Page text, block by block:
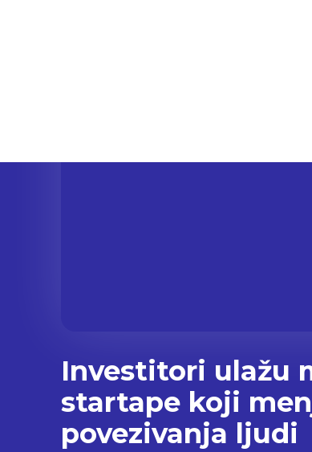
Investitori ulažu
startape koji
povezivanja ljudi